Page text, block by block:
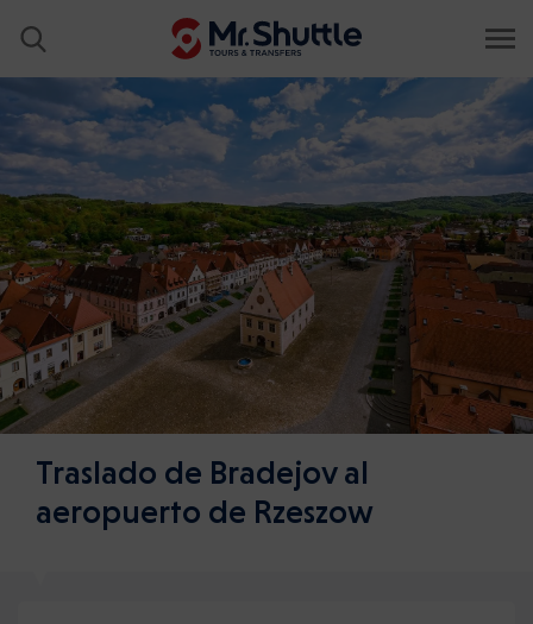
Traslado de Bradejov al
aeropuerto de Rzeszow